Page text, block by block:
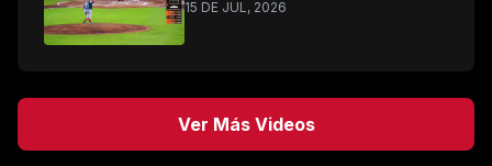
15 DE JUL, 2026
Ver Más Videos